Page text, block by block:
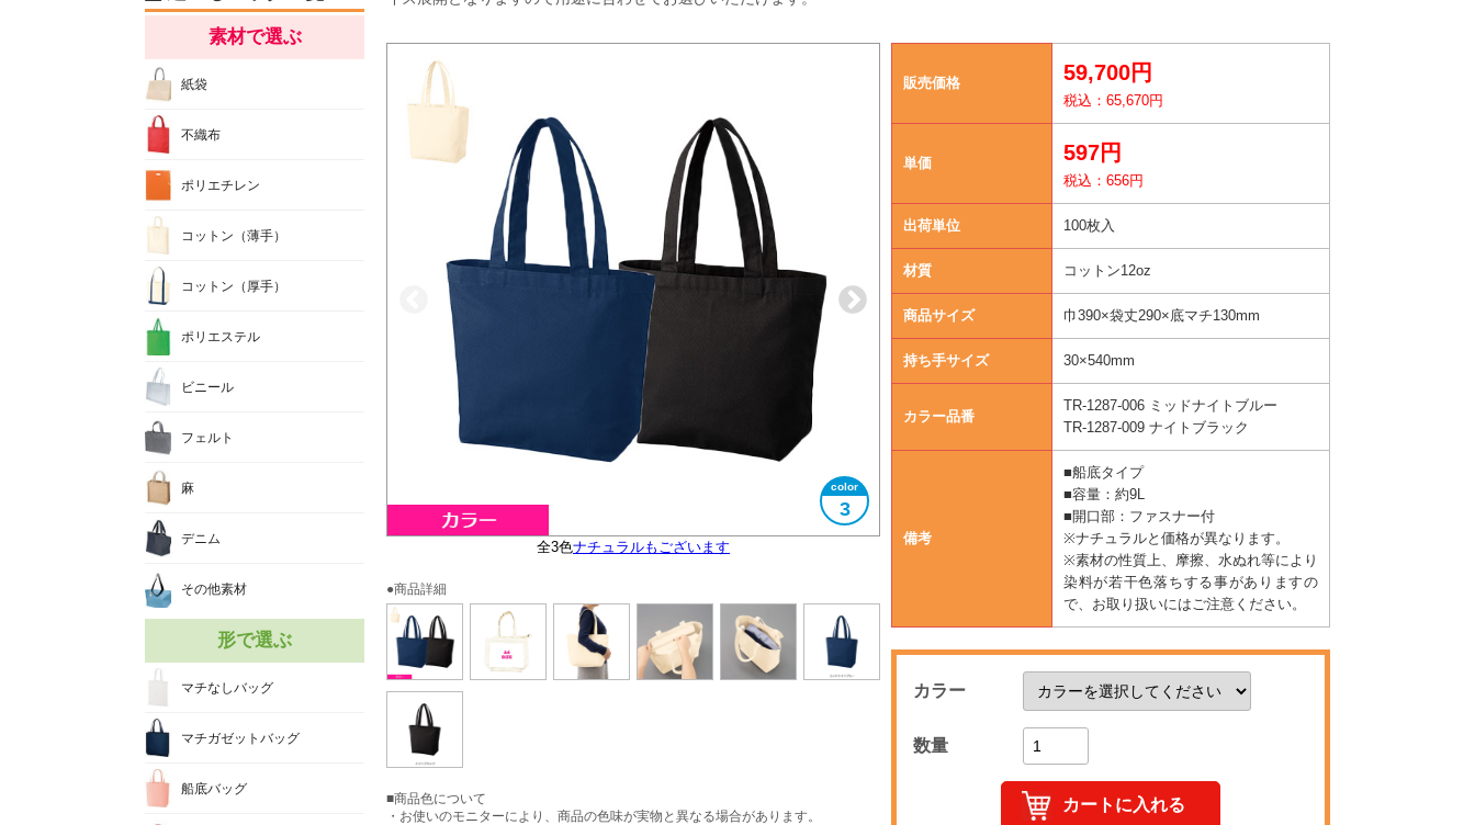
全3色ナチュラルもございます
3
A4サイズ対応
大きさイメージ
ファスナー付き
使用イメージ
●商品詳細
■商品色について
・お使いのモニターにより、商品の色味が実物と異なる場合があります。
販売価格 59,700円
税込：65,670円
単価 597円
税込：656円
出荷単位 100枚入
材質 コットン12oz
商品サイズ 巾390×袋丈290×底マチ130mm
持ち手サイズ 30×540mm
カラー品番
TR-1287-006 ミッドナイトブルー
TR-1287-009 ナイトブラック
備考
■船底タイプ
■容量：約9L
■開口部：ファスナー付
※ナチュラルと価格が異なります。
※素材の性質上、摩擦、水ぬれ等により
染料が若干色落ちする事がありますの
で、お取り扱いにはご注意ください。
カラー
数量
素材で選ぶ
紙袋
不織布
ポリエチレン
コットン（薄手）
コットン（厚手）
ポリエステル
ビニール
フェルト
麻
デニム
その他素材
形で選ぶ
マチなしバッグ
マチガゼットバッグ
船底バッグ